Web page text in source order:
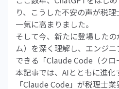
り、こうした不安の声が税
一気に高まりました。
そして今、新たに登場した
ム）を深く理解し、エンジ
できる「Claude Code（クロ
本記事では、AIとともに進化
「Claude Code」が税理士